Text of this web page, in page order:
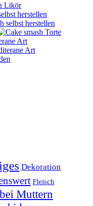
herstellen
Art
Dekoration
Fleisch
Muttern